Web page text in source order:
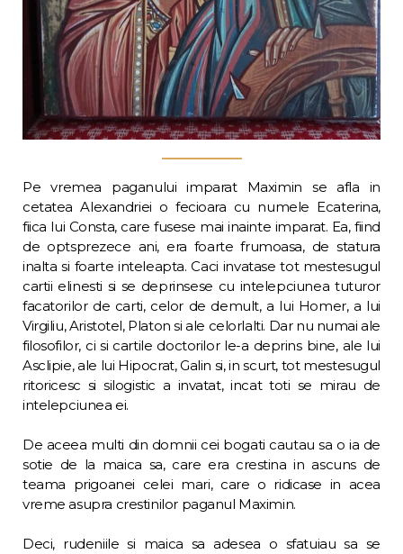
Pe vremea paganului imparat Maximin se afla in
cetatea Alexandriei o fecioara cu nu­mele Ecaterina,
fiica lui Consta, care fusese mai inainte imparat. Ea, fiind
de optsprezece ani, era foarte frumoasa, de statura
inalta si foarte inteleapta. Caci invatase tot mestesu­gul
cartii elinesti si se deprinsese cu intelep­ciunea tuturor
facatorilor de carti, celor de demult, a lui Homer, a lui
Virgiliu, Aristotel, Platon si ale celorlalti. Dar nu numai ale
filosofilor, ci si cartile doctorilor le-a deprins bine, ale lui
Asclipie, ale lui Hipocrat, Galin si, in scurt, tot mestesugul
ritoricesc si silogistic a invatat, incat toti se mirau de
intelepciunea ei.
De aceea multi din domnii cei bogati cautau sa o ia de
sotie de la maica sa, care era cres­tina in ascuns de
teama prigoanei celei mari, care o ridicase in acea
vreme asupra cresti­nilor paganul Maximin.
Deci, rudeniile si maica sa adesea o sfatuiau sa se